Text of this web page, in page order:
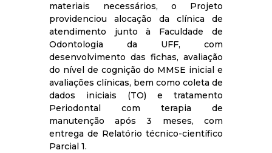
materiais necessários, o Projeto
providenciou alocação da clínica de
atendimento junto à Faculdade de
Odontologia da UFF, com
desenvolvimento das fichas, avaliação
do nível de cognição do MMSE inicial e
avaliações clínicas, bem como coleta de
dados iniciais (TO) e tratamento
Periodontal com terapia de
manutenção após 3 meses, com
entrega de Relatório técnico-científico
Parcial 1.